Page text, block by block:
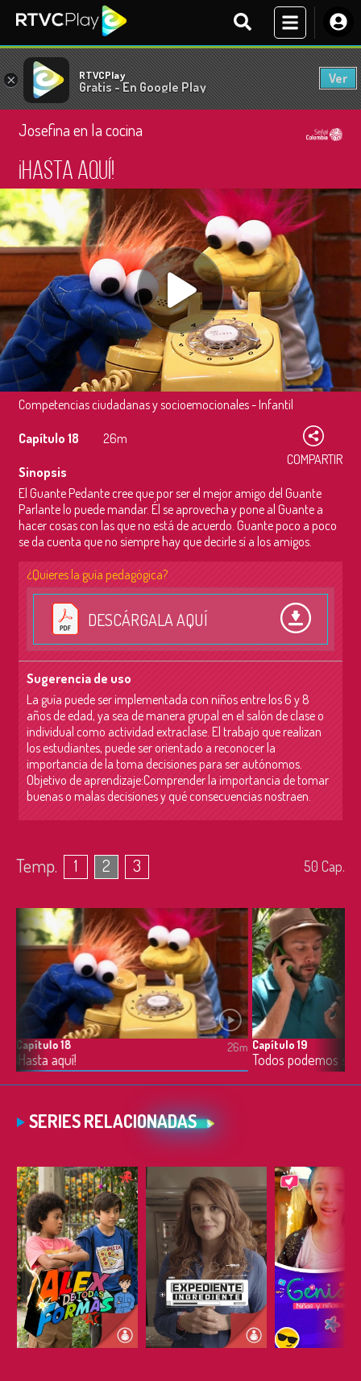
× RTVCPlay
Gratis - En Google Play
Ver
Josefina en la cocina
¡Hasta aquí!
Competencias ciudadanas y socioemocionales - Infantil
Capítulo 18
26m
COMPARTIR
Sinopsis
El Guante Pedante cree que por ser el mejor amigo del Guante
Parlante lo puede mandar. Él se aprovecha y pone al Guante a
hacer cosas con las que no está de acuerdo. Guante poco a poco
se da cuenta que no siempre hay que decirle sí a los amigos.
¿Quieres la guía pedagógica?
DESCÁRGALA AQUÍ
Sugerencia de uso
La guía puede ser implementada con niños entre los 6 y 8
años de edad, ya sea de manera grupal en el salón de clase o
individual como actividad extraclase. El trabajo que realizan
los estudiantes, puede ser orientado a reconocer la
importancia de la toma decisiones para ser autónomos.
Objetivo de aprendizaje:Comprender la importancia de tomar
buenas o malas decisiones y qué consecuencias nostraen.
Temp. 1 2 3 50 Cap.
Capítulo 18
¡Hasta aquí!
26m Capítulo 19
Todos podemos
SERIES RELACIONADAS
ESCUCHAR ESCUCHAR